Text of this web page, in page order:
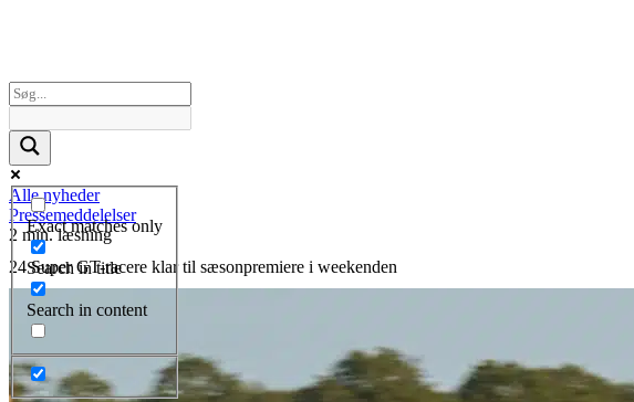
Exact matches only
Search in title
Search in content
Alle nyheder
Pressemeddelelser
2 min. læsning
24 Super GT-racere klar til sæsonpremiere i weekenden